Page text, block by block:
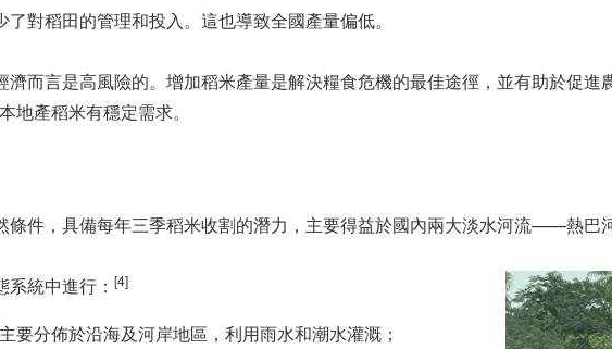
對稻田的管理和投入。這也導致全國產量偏低。
而言是高風險的。增加稻米產量是解決糧食危機的最佳途徑，並有助於促
地產稻米有穩定需求。
件，具備每年三季稻米收割的潛力，主要得益於國內兩大淡水河流——熱巴
統中進行： [4]
主要分佈於沿海及河岸地區，利用雨水和潮水灌溉；